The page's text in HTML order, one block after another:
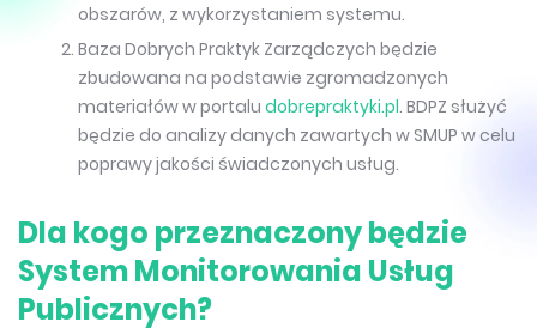
obszarów, z wykorzystaniem systemu.
Baza Dobrych Praktyk Zarządczych będzie
zbudowana na podstawie zgromadzonych
materiałów w portalu dobrepraktyki.pl. BDPZ służyć
będzie do analizy danych zawartych w SMUP w celu
poprawy jakości świadczonych usług.
Dla kogo przeznaczony będzie
System Monitorowania Usług
Publicznych?